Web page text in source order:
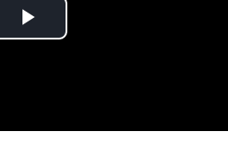
Play Video